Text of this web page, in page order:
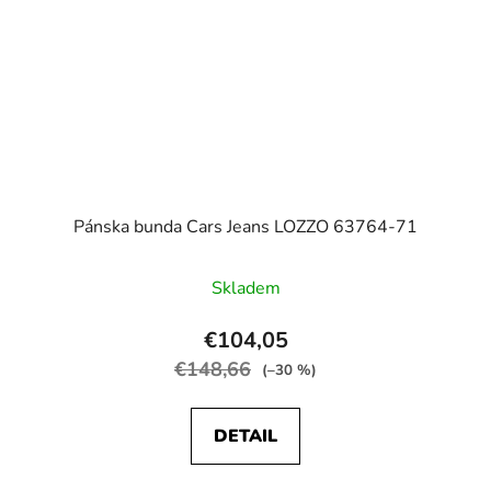
Pánska bunda Cars Jeans LOZZO 63764-71
Skladem
€104,05
€148,66 (–30 %)
DETAIL